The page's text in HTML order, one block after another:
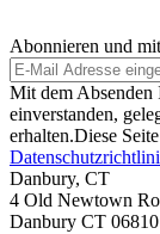
Abonnieren und
Mit dem Absenden
einverstanden,
erhalten.Diese
Danbury, CT
4 Old Newtown
Danbury CT